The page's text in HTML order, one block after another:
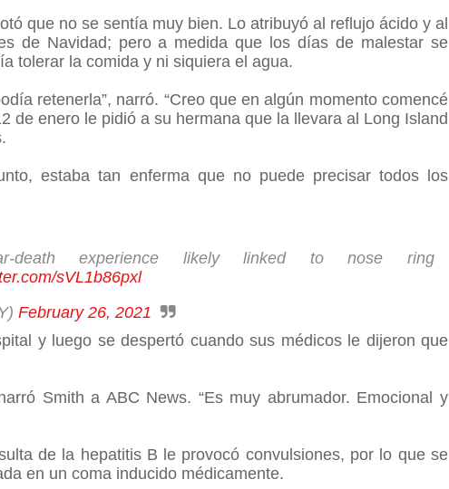
que no se sentía muy bien. Lo atribuyó al reflujo ácido y al
de Navidad; pero a medida que los días de malestar se
tolerar la comida y ni siquiera el agua.
retenerla”, narró. “Creo que en algún momento comencé
de enero le pidió a su hermana que la llevara al Long Island
estaba tan enferma que no puede precisar todos los
death experience likely linked to nose ring
sVL1b86pxl
February 26, 2021
y luego se despertó cuando sus médicos le dijeron que
Smith a ABC News. “Es muy abrumador. Emocional y
de la hepatitis B le provocó convulsiones, por lo que se
en un coma inducido médicamente.